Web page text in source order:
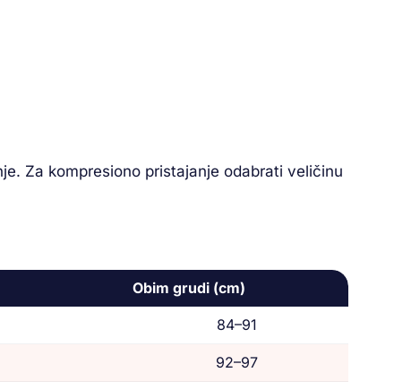
Za kompresiono pristajanje odabrati veličinu
Obim grudi (cm)
84–91
92–97